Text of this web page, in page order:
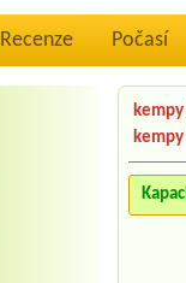
Recenze Počasí
kempy
kempy